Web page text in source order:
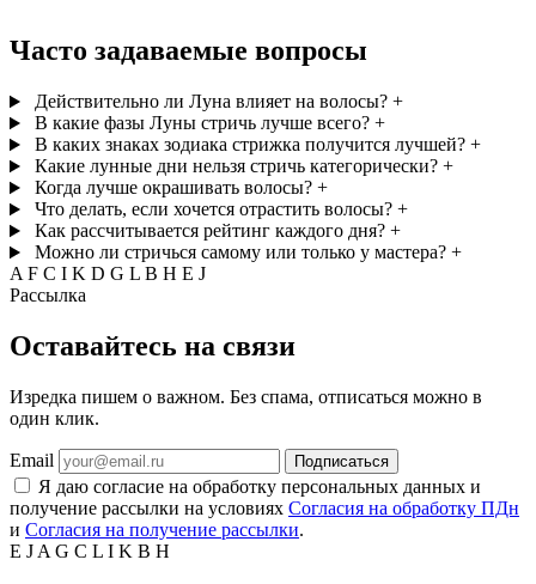
Часто задаваемые вопросы
Действительно ли Луна влияет на волосы? +
В какие фазы Луны стричь лучше всего? +
В каких знаках зодиака стрижка получится лучшей? +
Какие лунные дни нельзя стричь категорически? +
Когда лучше окрашивать волосы? +
Что делать, если хочется отрастить волосы? +
Как рассчитывается рейтинг каждого дня? +
Можно ли стричься самому или только у мастера? +
A F C I K D G L B H E J
Рассылка
Оставайтесь на связи
Изредка пишем о важном. Без спама, отписаться можно в
один клик.
Email Подписаться
Я даю согласие на обработку персональных данных и
получение рассылки на условиях Согласия на обработку ПДн
и Согласия на получение рассылки.
E J A G C L I K B H